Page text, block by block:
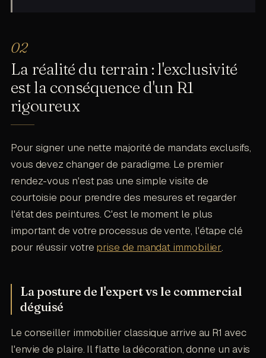
La réalité du terrain : l'exclusivité
est la conséquence d'un R1
rigoureux
Pour signer une nette majorité de mandats exclusifs,
vous devez changer de paradigme. Le premier
rendez-vous n'est pas une simple visite de
courtoisie pour prendre des mesures et regarder
l'état des peintures. C'est le moment le plus
important de votre processus de vente, l'étape clé
pour réussir votre prise de mandat immobilier.
La posture de l'expert vs le commercial
déguisé
Le conseiller immobilier classique arrive au R1 avec
l'envie de plaire. Il flatte la décoration, donne un avis